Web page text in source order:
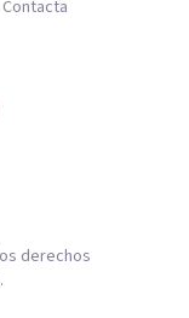
Contacta
derechos
.